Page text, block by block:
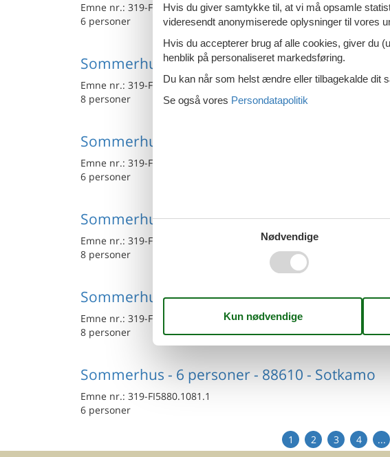
Emne nr.: 319-FI5880.785.1
6 personer
Sommerhus - 8 personer - 88610 - Sotkamo
Emne nr.: 319-FI5880.940.1
8 personer
Sommerhus - 6 personer - 88600 - Sotkamo
Emne nr.: 319-FI5880.1100.1
6 personer
Sommerhus - 8 personer - 88610 - Sotkamo
Emne nr.: 319-FI5880.1102.1
8 personer
Sommerhus - 8 personer - 88600 - Sotkamo
Emne nr.: 319-FI5880.1079.1
8 personer
Sommerhus - 6 personer - 88610 - Sotkamo
Emne nr.: 319-FI5880.1081.1
6 personer
1 2 3 4 ...
Hvis du giver samtykke til, at vi må opsamle
videresendt anonymiserede oplysninger til vores
Hvis du accepterer brug af alle cookies, giver du
henblik på personaliseret markedsføring.
Du kan når som helst ændre eller tilbagekalde dit
Se også vores Persondatapolitik
Nødvendige